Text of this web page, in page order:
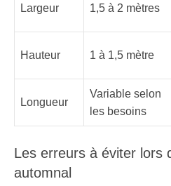
Largeur 1,5 à 2 mètres
Hauteur 1 à 1,5 mètre
Longueur
Variable selon
les besoins
Les erreurs à éviter lors
automnal